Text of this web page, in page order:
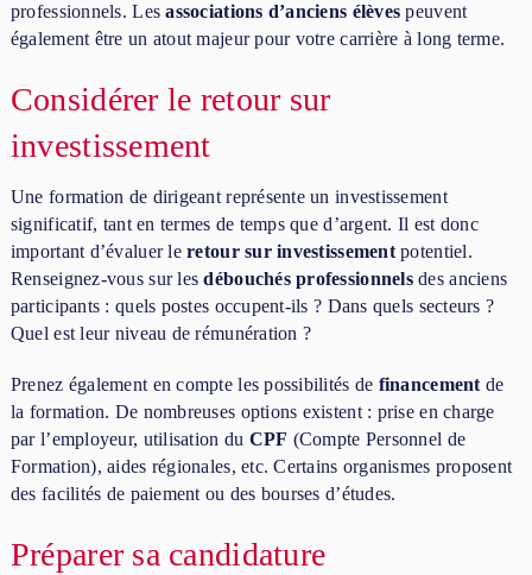
professionnels. Lesassociations d’anciens élèves peuvent
également être un atout majeur pour votre carrière à long terme.
Considérer le retour sur
investissement
Une formation de dirigeant représente un investissement
significatif, tant en termes de temps que d’argent. Il est donc
important d’évaluer leretour sur investissementpotentiel.
Renseignez-vous sur lesdébouchés professionnelsdes anciens
participants : quels postes occupent-ils ? Dans quels secteurs ?
Quel est leur niveau de rémunération ?
Prenez également en compte les possibilités de financement de
la formation. De nombreuses options existent : prise en charge
par l’employeur, utilisation du CPF (Compte Personnel de
Formation), aides régionales, etc. Certains organismes proposent
des facilités de paiement ou des bourses d’études.
Préparer sa candidature